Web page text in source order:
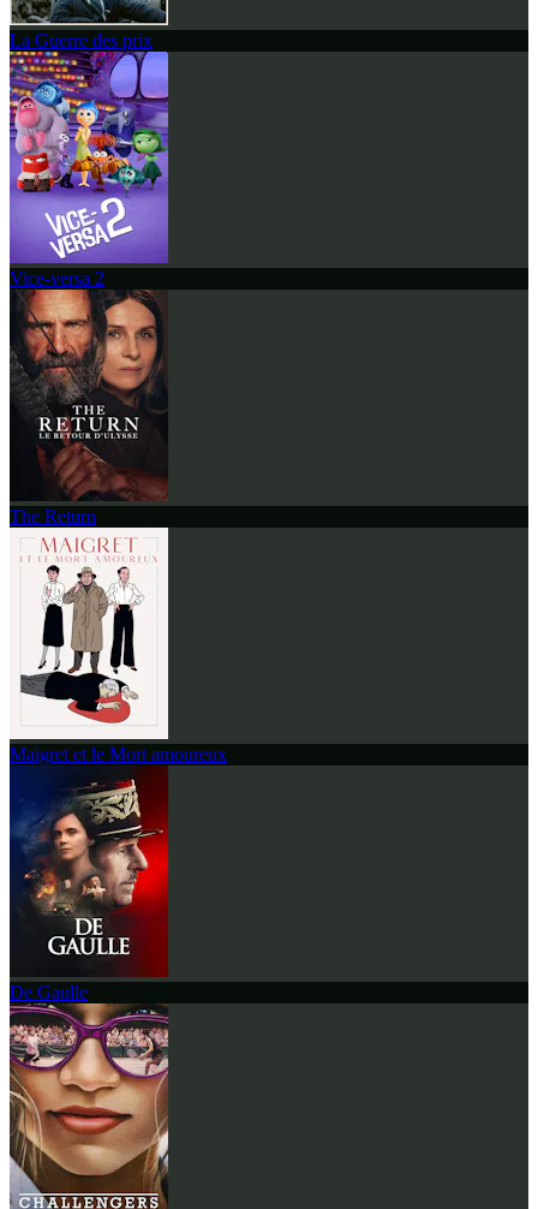
La Guerre des prix
Vice-versa 2
The Return
Maigret et le Mort amoureux
De Gaulle